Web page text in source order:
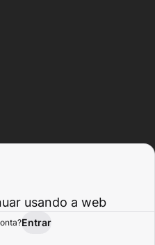
Atividade
usando a web
Entrar